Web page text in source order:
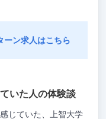
ーン求人はこちら
いた人の体験談
じていた、上智大学